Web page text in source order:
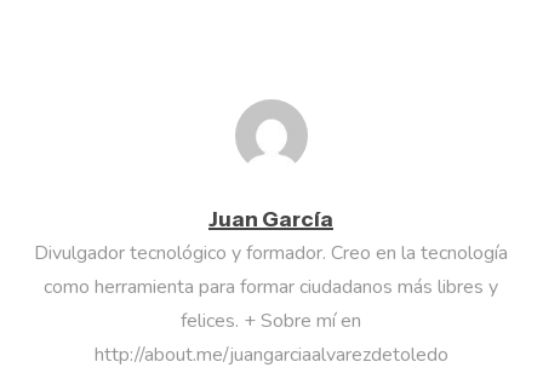
Juan García
Divulgador tecnológico y formador. Creo en la tecnología
como herramienta para formar ciudadanos más libres y
felices. + Sobre mí en
http://about.me/juangarciaalvarezdetoledo